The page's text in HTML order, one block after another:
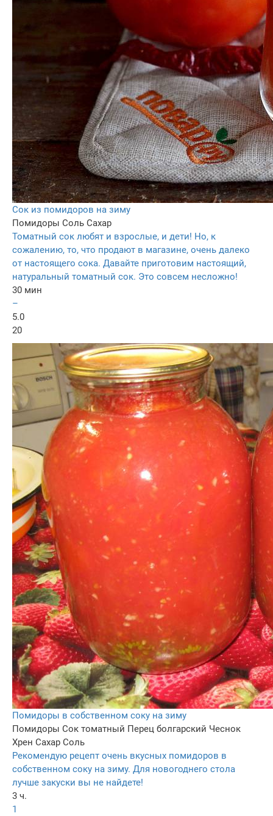
Сок из помидоров на зиму
Помидоры Соль Сахар
Томатный сок любят и взрослые, и дети! Но, к
сожалению, то, что продают в магазине, очень далеко
от настоящего сока. Давайте приготовим настоящий,
натуральный томатный сок. Это совсем несложно!
30 мин
–
5.0
20
Помидоры в собственном соку на зиму
Помидоры Сок томатный Перец болгарский Чеснок
Хрен Сахар Соль
Рекомендую рецепт очень вкусных помидоров в
собственном соку на зиму. Для новогоднего стола
лучше закуски вы не найдете!
3 ч.
1